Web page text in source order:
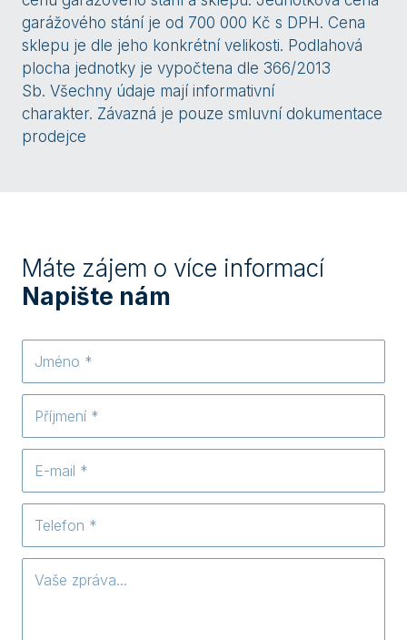
garážového stání je od 700 000 Kč s DPH. Cena
sklepu je dle jeho konkrétní velikosti. Podlahová
plocha jednotky je vypočtena dle 366/2013
Sb. Všechny údaje mají informativní
charakter. Závazná je pouze smluvní dokumentace
prodejce
Máte zájem o více informací
Napište nám